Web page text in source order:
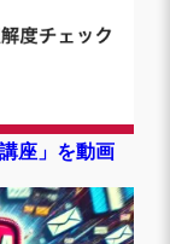
座」を動画